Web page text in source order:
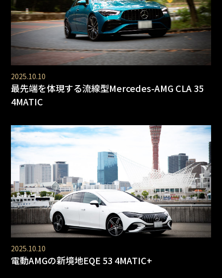
2025.10.10
最先端を体現する流線型Mercedes-AMG CLA 35
4MATIC
2025.10.10
電動AMGの新境地EQE 53 4MATIC+